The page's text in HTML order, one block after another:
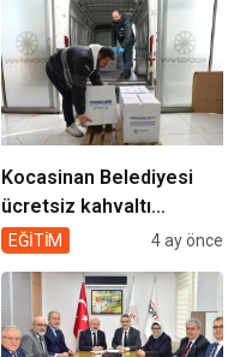
Kocasinan Belediyesi
ücretsiz kahvaltı
desteği projesi
EĞİTİM 4 ay önce